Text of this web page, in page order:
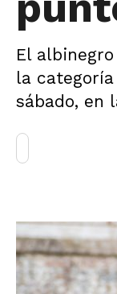
El
la
sábado, en